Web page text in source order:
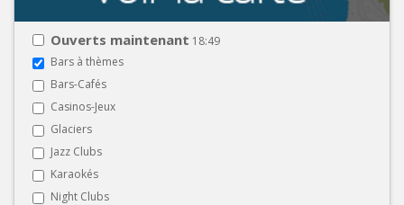
Ouverts maintenant 18:49
Bars à thèmes
Bars-Cafés
Casinos-Jeux
Glaciers
Jazz Clubs
Karaokés
Night Clubs